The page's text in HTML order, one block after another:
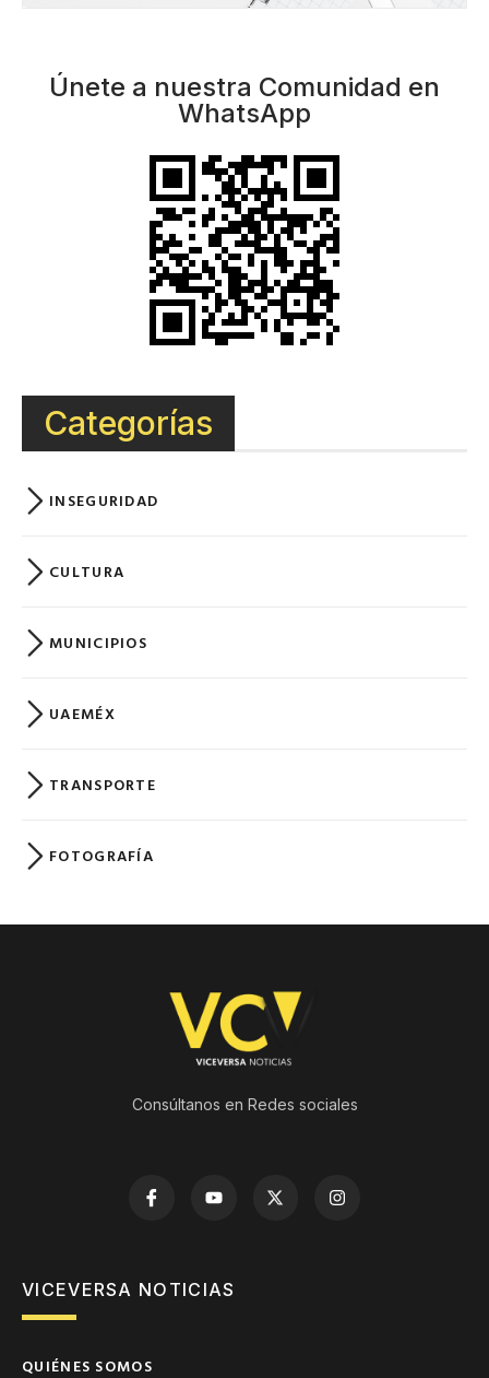
Únete a nuestra Comunidad en
WhatsApp
Categorías
INSEGURIDAD
CULTURA
MUNICIPIOS
UAEMÉX
TRANSPORTE
FOTOGRAFÍA
Consúltanos en Redes sociales
VICEVERSA NOTICIAS
QUIÉNES SOMOS